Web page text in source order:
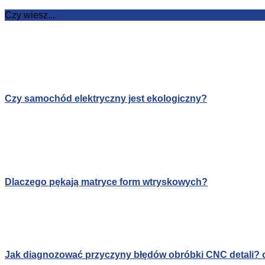
Czy wiesz...
Czy samochód elektryczny jest ekologiczny?
Dlaczego pękają matryce form wtryskowych?
Jak diagnozować przyczyny błędów obróbki CNC detali?